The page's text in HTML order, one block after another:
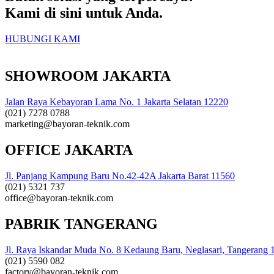
Kami di sini untuk Anda.
HUBUNGI KAMI
SHOWROOM JAKARTA
Jalan Raya Kebayoran Lama No. 1 Jakarta Selatan 12220
(021) 7278 0788
marketing@bayoran-teknik.com
OFFICE JAKARTA
Jl. Panjang Kampung Baru No.42-42A Jakarta Barat 11560
(021) 5321 737
office@bayoran-teknik.com
PABRIK TANGERANG
Jl. Raya Iskandar Muda No. 8 Kedaung Baru, Neglasari, Tangerang
(021) 5590 082
factory@bayoran-teknik.com